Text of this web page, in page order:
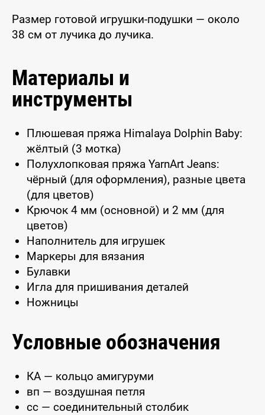
Размер готовой игрушки-подушки — около
38 см от лучика до лучика.
Материалы и
инструменты
Плюшевая пряжа Himalaya Dolphin Baby:
жёлтый (3 мотка)
Полухлопковая пряжа YarnArt Jeans:
чёрный (для оформления), разные цвета
(для цветов)
Крючок 4 мм (основной) и 2 мм (для
цветов)
Наполнитель для игрушек
Маркеры для вязания
Булавки
Игла для пришивания деталей
Ножницы
Условные обозначения
КА — кольцо амигуруми
вп — воздушная петля
сс — соединительный столбик